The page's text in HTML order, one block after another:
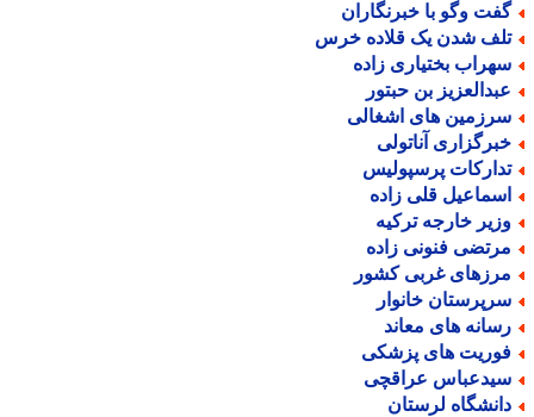
وگو با خبرنگاران
شدن یک قلاده خرس
بختیاری زاده
بن حبتور
های اشغالی
آناتولی
پرسپولیس
قلی زاده
خارجه ترکیه
فنونی زاده
غربی کشور
خانوار
های معاند
های پزشکی
عراقچی
لرستان